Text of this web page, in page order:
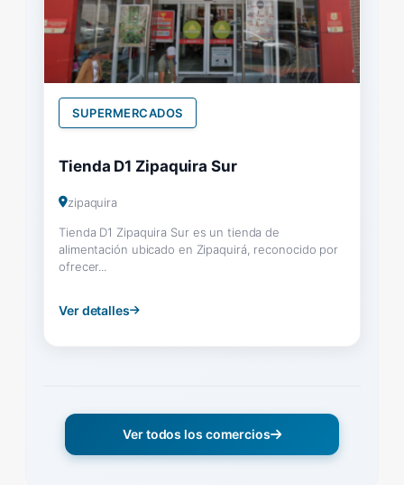
SUPERMERCADOS
Tienda D1 Zipaquira Sur
zipaquira
Tienda D1 Zipaquira Sur es un tienda de
alimentación ubicado en Zipaquirá, reconocido por
ofrecer...
Ver detalles
Ver todos los comercios